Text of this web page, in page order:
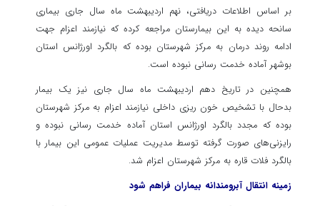
بر اساس اطلاعات دریافتی، نهم اردیبهشت ماه سال جاری بیماری
سانحه دیده به این بیمارستان مراجعه کرده که نیازمند اعزام جهت
ادامه روند درمان به مرکز شهرستان بوده که بالگرد اورژانس استان
بوشهر آماده خدمت رسانی نبوده است.
همچنین در تاریخ دهم اردیبهشت ماه سال جاری نیز یک بیمار
بدحال با تشخیص خون ریزی داخلی نیازمند اعزام به مرکز شهرستان
بوده که مجدد بالگرد اورژانس استان آماده خدمت رسانی نبوده و
رایزنی‌های صورت گرفته توسط مدیریت عملیات عمومی این بیمار با
بالگرد فلات قاره به مرکز شهرستان اعزام شد.
زمینه انتقال آبرومندانه بیماران فراهم شود